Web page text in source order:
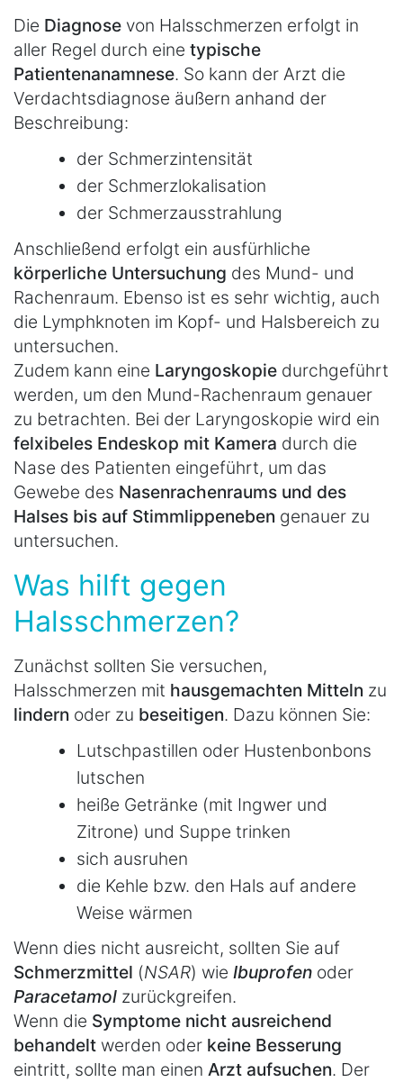
Die Diagnose von Halsschmerzen erfolgt in
aller Regel durch eine typische
Patientenanamnese. So kann der Arzt die
Verdachtsdiagnose äußern anhand der
Beschreibung:
der Schmerzintensität
der Schmerzlokalisation
der Schmerzausstrahlung
Anschließend erfolgt ein ausfürhliche
körperliche Untersuchung des Mund- und
Rachenraum. Ebenso ist es sehr wichtig, auch
die Lymphknoten im Kopf- und Halsbereich zu
untersuchen.
Zudem kann eine Laryngoskopie durchgeführt
werden, um den Mund-Rachenraum genauer
zu betrachten. Bei der Laryngoskopie wird ein
felxibeles Endeskop mit Kamera durch die
Nase des Patienten eingeführt, um das
Gewebe des Nasenrachenraums und des
Halses bis auf Stimmlippeneben genauer zu
untersuchen.
Was hilft gegen
Halsschmerzen?
Zunächst sollten Sie versuchen,
Halsschmerzen mit hausgemachten Mitteln zu
lindern oder zu beseitigen. Dazu können Sie:
Lutschpastillen oder Hustenbonbons
lutschen
heiße Getränke (mit Ingwer und
Zitrone) und Suppe trinken
sich ausruhen
die Kehle bzw. den Hals auf andere
Weise wärmen
Wenn dies nicht ausreicht, sollten Sie auf
Schmerzmittel (NSAR) wie Ibuprofen oder
Paracetamol zurückgreifen.
Wenn die Symptome nicht ausreichend
behandelt werden oder keine Besserung
eintritt, sollte man einen Arzt aufsuchen. Der